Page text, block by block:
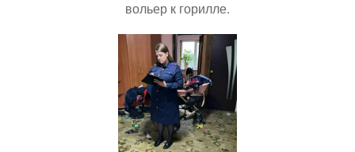
вольер к горилле.